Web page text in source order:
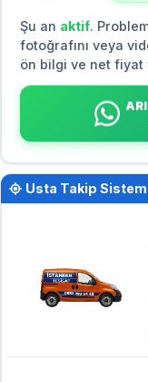
Şu an aktif.
fotoğrafını veya
ön bilgi ve net fiyat
Usta Takip